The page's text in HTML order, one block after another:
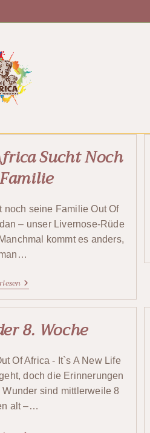
Sucht Noch
noch seine Familie Out Of
– unser Livernose-Rüde
kommt es anders,
8. Woche
Of Africa - It`s A New Life
doch die Erinnerungen
sind mittlerweile 8
alt –…